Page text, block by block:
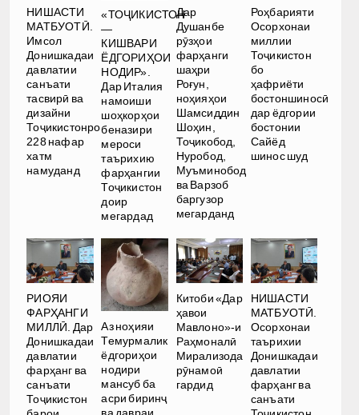
НИШАСТИ
МАТБУОТӢ.
Имсол
Донишкадаи
давлатии
санъати
тасвирӣ ва
дизайни
Тоҷикистонро
228 нафар
хатм
намуданд
«ТОҶИКИСТОН
—
КИШВАРИ
ЁДГОРИҲОИ
НОДИР».
Дар Италия
намоиши
шоҳкорҳои
беназири
мероси
таърихию
фарҳангии
Тоҷикистон
доир
мегардад
Дар
Душанбе
рӯзҳои
фарҳанги
шаҳри
Роғун,
ноҳияҳои
Шамсиддин
Шоҳин,
Тоҷикобод,
Нуробод,
Муъминобод
ва Варзоб
баргузор
мегарданд
Роҳбарияти
Осорхонаи
миллии
Тоҷикистон
бо
ҳафриёти
бостоншиносӣ
дар ёдгории
бостонии
Сайёд
шинос шуд
РИОЯИ
ФАРҲАНГИ
МИЛЛӢ. Дар
Донишкадаи
давлатии
фарҳанг ва
санъати
Тоҷикистон
Аз ноҳияи
Темурмалик
ёдгориҳои
нодири
мансуб ба
асри биринҷ
Китоби «Дар
ҳавои
Мавлоно»-и
Раҳмоналӣ
Мирализода
рӯнамоӣ
гардид
НИШАСТИ
МАТБУОТӢ.
Осорхонаи
таърихии
Донишкадаи
давлатии
фарҳанг ва
санъати